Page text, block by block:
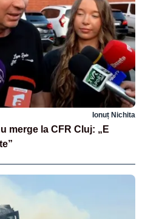
Ionuț Nichita
merge la CFR Cluj: „E